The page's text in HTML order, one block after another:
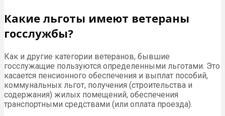
Какие льготы имеют ветераны
госслужбы?
Как и другие категории ветеранов, бывшие
госслужащие пользуются определенными льготами. Это
касается пенсионного обеспечения и выплат пособий,
коммунальных льгот, получения (строительства и
содержания) жилых помещений, обеспечения
транспортными средствами (или оплата проезда).